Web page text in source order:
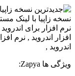
ویژگی ها Zapya: